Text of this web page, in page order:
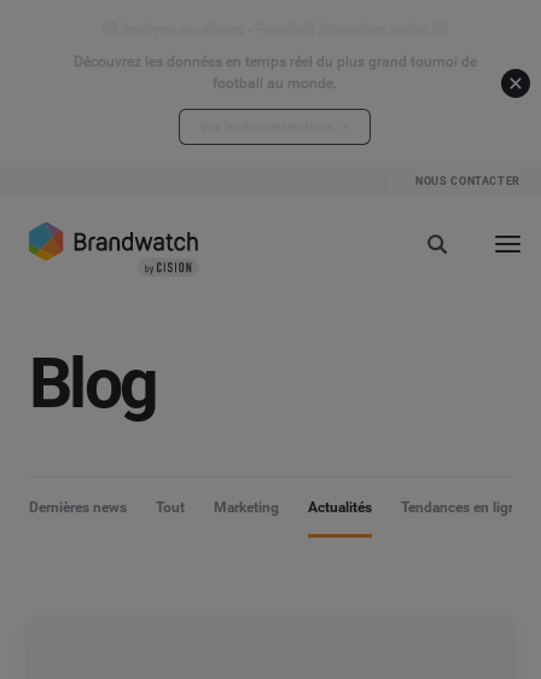
Découvrez les données en temps réel du plus grand tournoi de
football au monde.
NOUS CONTACTER
Blog
Dernières news Tout Marketing Actualités Tendances en ligne